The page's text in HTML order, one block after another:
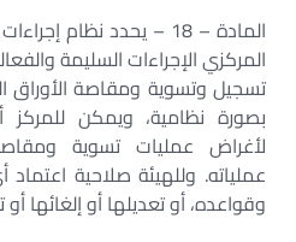
المادة – 18 – يحدد نظام
المركزي الإجراءات السليمة
تسجيل وتسوية ومقاصة الأوراق
بصورة نظامية، ويمكن
لأغراض عمليات تسوية
عملياته. وللهيئة صلاحية
وقواعده، أو تعديلها أو إلغائها